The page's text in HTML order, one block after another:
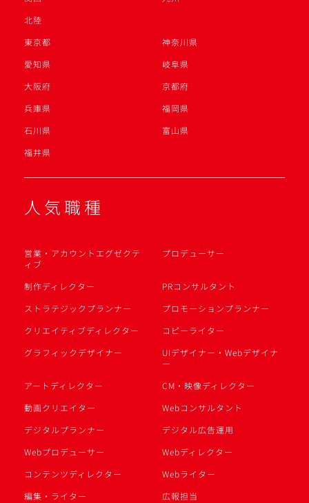
北陸
東京都
神奈川県
愛知県
岐阜県
大阪府
京都府
兵庫県
福岡県
石川県
富山県
福井県
人気職種
営業・アカウントエグゼクテ
ィブ
プロデューサー
制作ディレクター
PRコンサルタント
ストラテジックプランナー
プロモーションプランナー
クリエイティブディレクター
コピーライター
グラフィックデザイナー
UIデザイナー・Webデザイナ
ー
アートディレクター
CM・映像ディレクター
動画クリエイター
Webコンサルタント
デジタルプランナー
デジタル広告運用
Webプロデューサー
Webディレクター
コンテンツディレクター
Webライター
編集・ライター
広報担当